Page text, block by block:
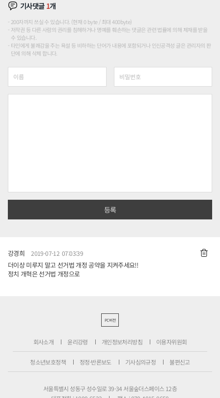
기사댓글 1개
200자까지 쓰실 수 있습니다. (현재 0 byte / 최대 400byte)
저작권 등 다른 사람의 권리를 침해하거나 명예를 훼손하는 댓글은 관련 법률에 의해 제재를 받을
수 있습니다.
타인에게 불쾌감을 주는 욕설 등 비하하는 단어가 내용에 포함되거나 인신공격성 글은 관리자의 판
단에 의해 삭제 합니다.
강경희 2019-07-12 07:03:39
더이상 미루지 말고 선거법 개정 공약을 지켜주세요!!
정치 개혁은 선거법 개정으로
PC버전
회사소개 윤리강령 개인정보처리방침 이용자위원회
청소년보호정책 정정·반론보도 기사심의규정 불편신고
서울특별시 성동구 성수일로 39-34 서울숲더스페이스 12층